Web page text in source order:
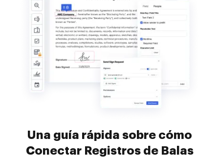
Una guía rápida sobre cómo
Conectar Registros de Balas